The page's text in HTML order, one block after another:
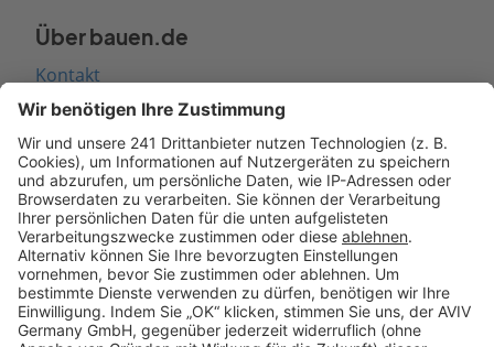
Über bauen.de
Kontakt
Seitenaufbau
Barrierefreiheit
Cookie Einstellungen
Rechtliches
AGB-Übersicht
Datenschutz